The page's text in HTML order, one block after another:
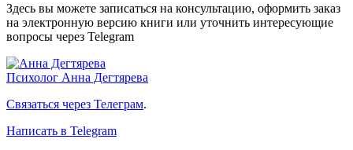
Здесь вы можете записаться на консультацию, оформить заказ
на электронную версию книги или уточнить интересующие
вопросы через Telegram
Психолог Анна Дегтярева
Связаться через Телеграм.
Написать в Telegram